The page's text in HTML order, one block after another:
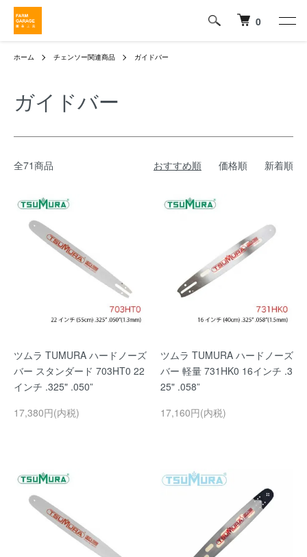
0
ホーム チェンソー関連商品 ガイドバー
ガイドバー
全71商品 おすすめ順 価格順 新着順
ツムラ TUMURA ハードノーズ
バー スタンダード 703HT0 22
インチ .325" .050”
17,380円(内税)
ツムラ TUMURA ハードノーズ
バー 軽量 731HK0 16インチ .3
25" .058”
17,160円(内税)